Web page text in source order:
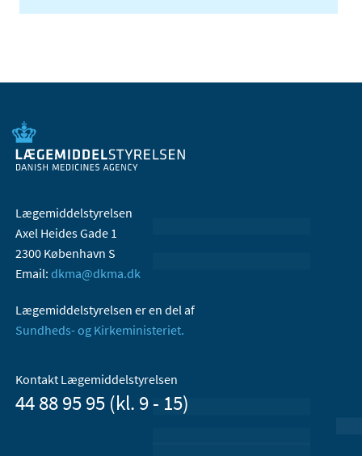
Lægemiddelstyrelsen
Axel Heides Gade 1
2300 København S
Email: dkma@dkma.dk
Lægemiddelstyrelsen er en del af
Sundheds- og Kirkeministeriet.
Kontakt Lægemiddelstyrelsen
44 88 95 95 (kl. 9 - 15)